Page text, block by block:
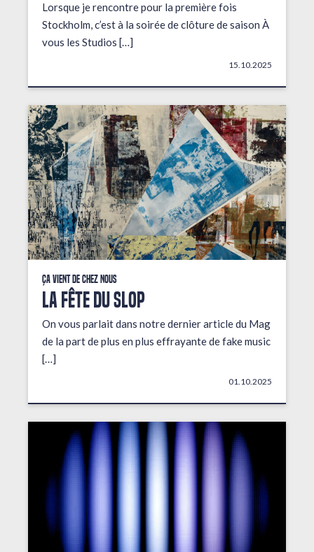
Lorsque je rencontre pour la première fois
Stockholm, c’est à la soirée de clôture de saison À
vous les Studios […]
15.10.2025
Ça vient de chez nous
LA FÊTE DU SLOP
On vous parlait dans notre dernier article du Mag
de la part de plus en plus effrayante de fake music
[…]
01.10.2025